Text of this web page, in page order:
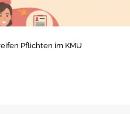
Pflichten im KMU